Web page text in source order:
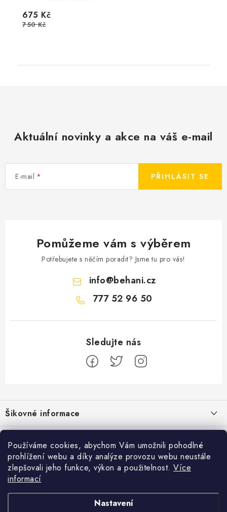
Používáme cookies, abychom Vám umožnili pohodlné
prohlížení webu a díky analýze provozu webu neustále
zlepšovali jeho funkce, výkon a použitelnost. Více
informací
Nastavení
675 Kč
750 Kč
Aktuální novinky a akce na váš e-mail
E-mail PŘIHLÁSIT SE
Pomůžeme vám s výběrem
Potřebujete s něčím poradit? Jsme tu pro vás!
info@behani.cz
777 52 96 50
á
p
a
Šikovné informace
Ceník dopravy
Moje objednávka
Jak vyměnit nebo vrátit zboží
Jak reklamovat
Běžecké zajímavosti
Proč jít běhat právě o víkendu?
Bolest holeně nemusí znamenat zánět okostice
Jak běhat s rychlejším parťákem
Přijímáme online platby
Facebook